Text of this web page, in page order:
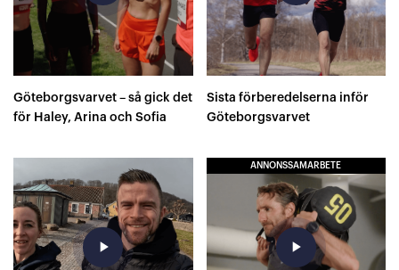
Göteborgsvarvet – så gick det
för Haley, Arina och Sofia
Sista förberedelserna inför
Göteborgsvarvet
play_arrow
ANNONSSAMARBETE
play_arrow